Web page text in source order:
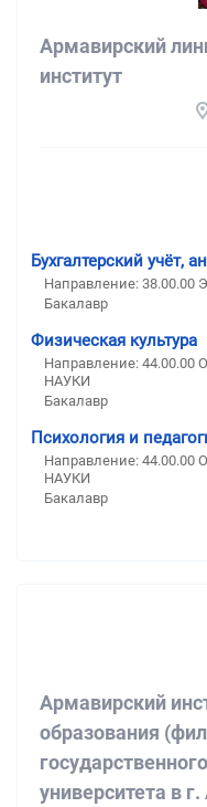
Армавирский
институт
Бухгалтерский учёт,
Направление:
Бакалавр
Физическая культура
Направление:
НАУКИ
Бакалавр
Психология и
Направление:
НАУКИ
Бакалавр
Армавирский
образования
университета в